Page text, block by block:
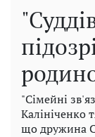
"Сімейні
Калініченко
що дружина